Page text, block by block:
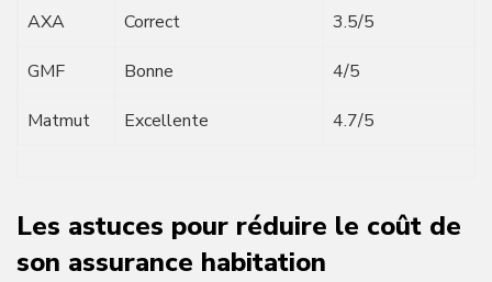
AXA Correct 3.5/5
GMF Bonne 4/5
Matmut Excellente 4.7/5
Les astuces pour réduire le coût de
son assurance habitation